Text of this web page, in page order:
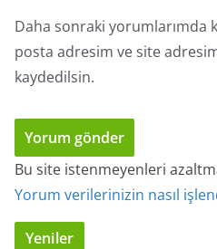
Daha sonraki yorumlarımda
posta adresim ve site
kaydedilsin.
Bu site istenmeyenleri
Yorum verilerinizin nasıl
Yeniler